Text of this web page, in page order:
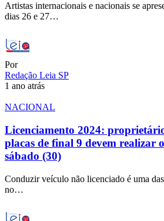
Artistas internacionais e nacionais se
dias 26 e 27…
Por
Redação Leia SP
1 ano atrás
NACIONAL
Licenciamento 2024:
placas de final 9 devem realizar
sábado (30)
Conduzir veículo não licenciado é uma
no…